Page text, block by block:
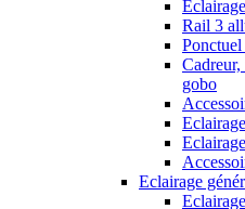
Rail 3
gobo
Eclairage